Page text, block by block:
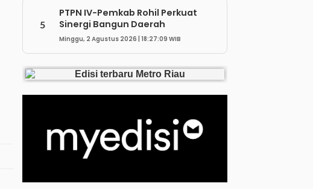
5
PTPN IV-Pemkab Rohil Perkuat
Sinergi Bangun Daerah
Minggu, 2 Agustus 2026 | 18:27:09 WIB